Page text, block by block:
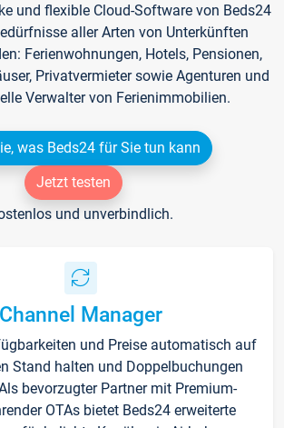
und flexible Cloud-Software von Beds24
aller Arten von Unterkünften
Ferienwohnungen, Hotels, Pensionen,
Privatvermieter sowie Agenturen und
Verwalter von Ferienimmobilien.
was Beds24 für Sie tun kann
Jetzt testen
und unverbindlich.
Channel Manager
und Preise automatisch auf
Stand halten und Doppelbuchungen
bevorzugter Partner mit Premium-
OTAs bietet Beds24 erweiterte